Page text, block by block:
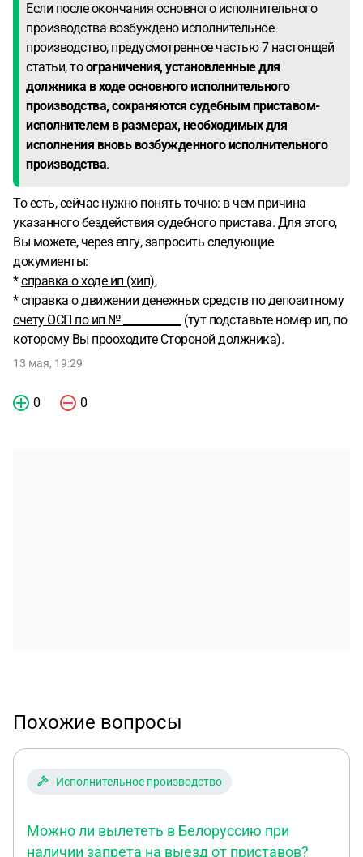
Если после окончания основного исполнительного
производства возбуждено исполнительное
производство, предусмотренное частью 7 настоящей
статьи, тоограничения, установленные для
должника в ходе основного исполнительного
производства, сохраняются судебным приставом-
исполнителем в размерах, необходимых для
исполнения вновь возбужденного исполнительного
производства.
То есть, сейчас нужно понять точно: в чем причина
указанного бездействия судебного пристава. Для этого,
Вы можете, через епгу, запросить следующие
докумиенты:
*справка о ходе ип (хип),
*справка о движении денежных средств по депозитному
счету ОСП по ип № ___________
(тут подставьте номер ип, по
которому Вы прооходите Стороной должника).
13 мая, 19:29
0 0
Похожие вопросы
Исполнительное производство
Можно ли вылететь в Белоруссию при
наличии запрета на выезд от приставов?